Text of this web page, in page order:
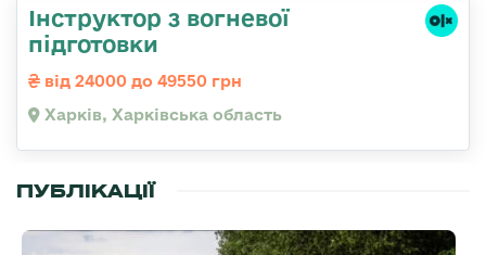
Інструктор з вогневої
підготовки
від 24000 до 49550 грн
Харків, Харківська область
ПУБЛІКАЦІЇ